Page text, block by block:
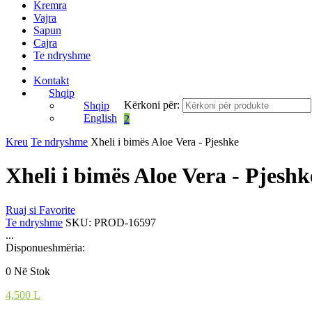
Kremra
Vajra
Sapun
Cajra
Te ndryshme
Kontakt
Shqip
Shqip
English
Kërkoni për:
2
Kreu Te ndryshme Xheli i bimës Aloe Vera - Pjeshke
Xheli i bimës Aloe Vera -
Ruaj si Favorite
Te ndryshme SKU: PROD-16597
...
Disponueshmëria:
0 Në Stok
4,500 L